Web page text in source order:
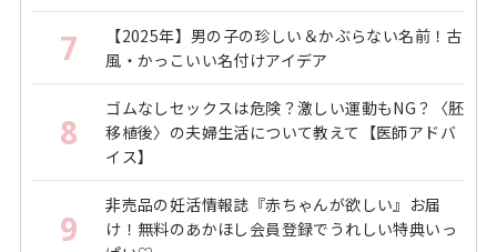
7
【2025年】男の子の珍しい＆かぶらない名前！古
風・かっこいい名付けアイデア
8
ゴムなしセックスは危険？激しい運動もNG？〈胚
移植後〉の夫婦生活について教えて【医師アドバ
イス】
9
非売品の妊活情報誌『赤ちゃんが欲しい』お届
け！無料のあかほし会員登録でうれしい特典いっ